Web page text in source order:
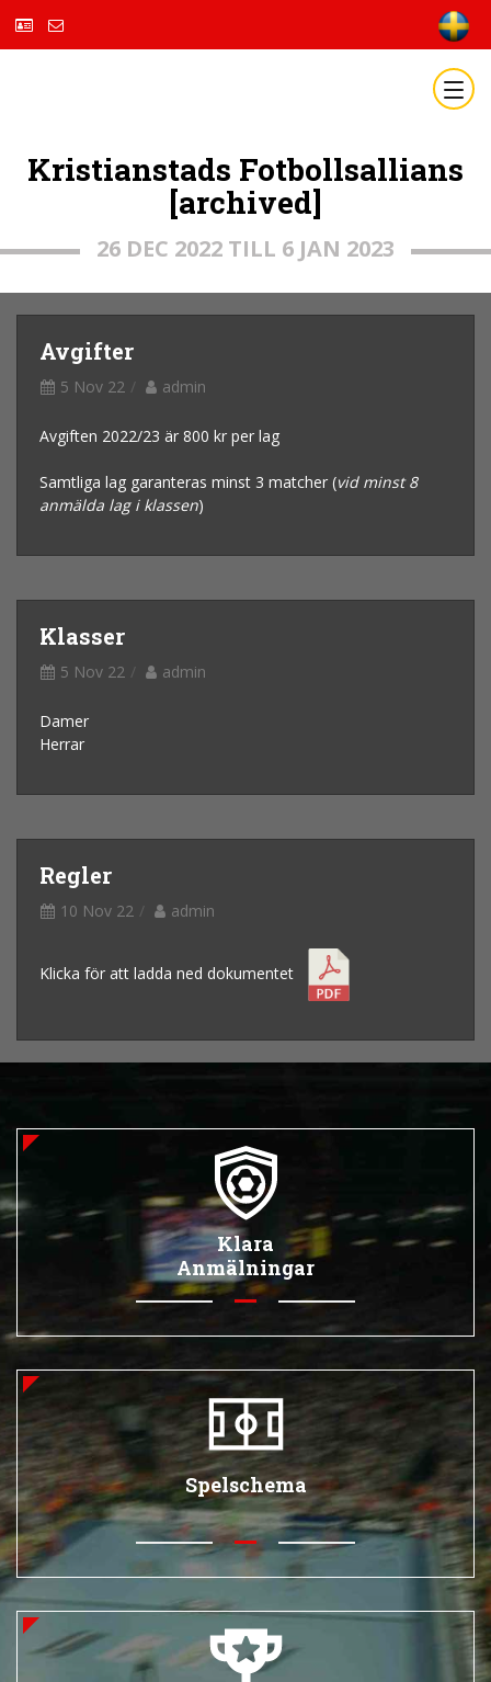
Kristianstads Fotbollsallians
[archived]
26 DEC 2022 TILL 6 JAN 2023
Avgifter
5 Nov 22 admin
Avgiften 2022/23 är 800 kr per lag
Samtliga lag garanteras minst 3 matcher (vid minst 8
anmälda lag i klassen)
Klasser
5 Nov 22 admin
Damer
Herrar
Regler
10 Nov 22 admin
Klicka för att ladda ned dokumentet
Klara
Anmälningar
Spelschema